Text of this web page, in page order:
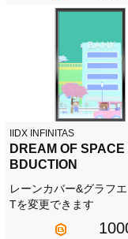
IIDX INFINITAS
DREAM OF SPACE
BDUCTION
レーンカバー&グラフ
Tを変更できます